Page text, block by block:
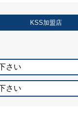
KSS加盟店
さい
さい